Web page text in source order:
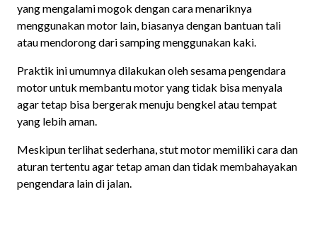
yang mengalami mogok dengan cara menariknya
menggunakan motor lain, biasanya dengan bantuan tali
atau mendorong dari samping menggunakan kaki.
Praktik ini umumnya dilakukan oleh sesama pengendara
motor untuk membantu motor yang tidak bisa menyala
agar tetap bisa bergerak menuju bengkel atau tempat
yang lebih aman.
Meskipun terlihat sederhana, stut motor memiliki cara dan
aturan tertentu agar tetap aman dan tidak membahayakan
pengendara lain di jalan.